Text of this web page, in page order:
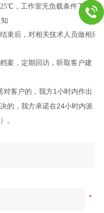
，工作室无负载条件下测得
束后，对相关技术人员做相应
案，定期回访，听取客户建
对客户的，我方1 小时内作出
的，我方承诺在24小时内派
。